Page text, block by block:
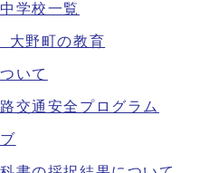
学校一覧
野町の教育
いて
交通安全プログラム